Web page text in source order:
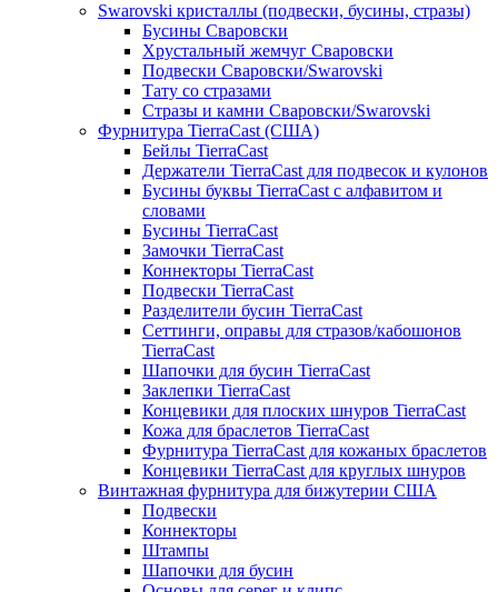
Swarovski кристаллы (подвески, бусины, стразы)
Бусины Сваровски
Хрустальный жемчуг Сваровски
Подвески Сваровски/Swarovski
Тату со стразами
Стразы и камни Сваровски/Swarovski
Фурнитура TierraCast (США)
Бейлы TierraCast
Держатели TierraCast для подвесок и кулонов
Бусины буквы TierraCast с алфавитом и
словами
Бусины TierraCast
Замочки TierraCast
Коннекторы TierraCast
Подвески TierraCast
Разделители бусин TierraCast
Сеттинги, оправы для стразов/кабошонов
TierraCast
Шапочки для бусин TierraCast
Заклепки TierraCast
Концевики для плоских шнуров TierraCast
Кожа для браслетов TierraCast
Фурнитура TierraCast для кожаных браслетов
Концевики TierraCast для круглых шнуров
Винтажная фурнитура для бижутерии США
Подвески
Коннекторы
Штампы
Шапочки для бусин